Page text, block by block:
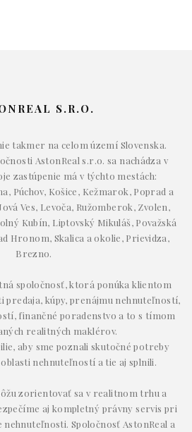
S.R.O.
takmer na celom území Slovenska.
AstonReal s.r.o. sa nachádza v
zastúpenie má v týchto mestách:
Púchov, Košice, Kežmarok, Poprad a
Ves, Levoča, Ružomberok, Zvolen,
Kubín, Liptovský Mikuláš, Považská
Hronom, Skalica a okolie, Prievidza,
Brezno.
spoločnosť, ktorá ponúka klientom
predaja, kúpy, prenájmu nehnuteľností,
finančné poradenstvo a to s tímom
realitných maklérov.
aby sme poznali skutočné potreby
nehnuteľností a tie aj splnili.
zorientovať sa v realitnom trhu a
aj kompletný právny servis pri
Spoločnosť AstonReal a